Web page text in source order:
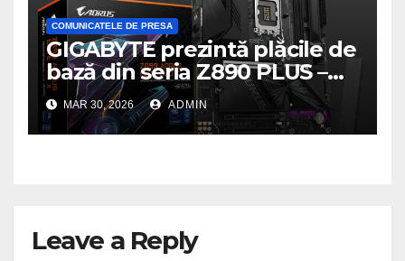
COMUNICATELE DE PRESA
GIGABYTE prezintă plăcile de
bază din seria Z890 PLUS –
performanță de ultimă
generație la un nou nivel
MAR 30, 2026 ADMIN
Leave a Reply